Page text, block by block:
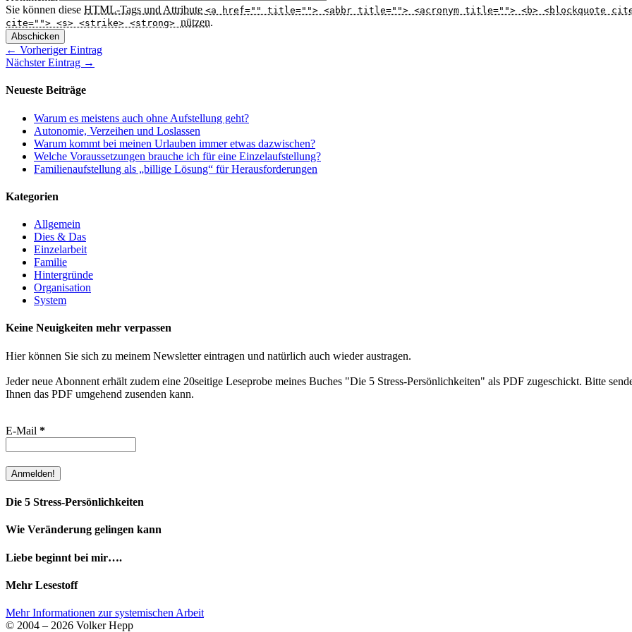
Sie können diese HTML-Tags und Attribute <a href="" title=""> <abbr title=""> <acronym title=""> <b> <blockquote
cite=""> <s> <strike> <strong> nützen.
Abschicken
← Vorheriger Eintrag
Nächster Eintrag →
Neueste Beiträge
Warum es meistens auch ohne Aufstellung geht?
Autonomie, Verzeihen und Loslassen
Warum kommt bei meinen Urlauben immer etwas dazwischen?
Welche Voraussetzungen brauche ich für eine Einzelaufstellung?
Familienaufstellung als „billige Lösung“ für Herausforderungen
Kategorien
Allgemein
Dies & Das
Einzelarbeit
Familie
Hintergründe
Organisation
System
Keine Neuigkeiten mehr verpassen
Hier können Sie sich zu meinem Newsletter eintragen und natürlich auch wieder austragen.
Jeder neue Abonnent erhält zudem eine 20seitige Leseprobe meines Buches "Die 5 Stress-Persönlichkeiten" als PDF zugeschickt. Bitte
Ihnen das PDF umgehend zusenden kann.
E-Mail *
Die 5 Stress-Persönlichkeiten
Wie Veränderung gelingen kann
Liebe beginnt bei mir….
Mehr Lesestoff
Mehr Informationen zur systemischen Arbeit
© 2004 – 2026 Volker Hepp